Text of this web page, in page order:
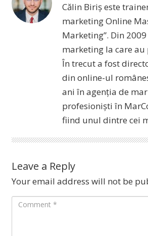
Călin Biriș este
marketing Online
Marketing”. Din
marketing la care
În trecut a fost
din online-ul
ani în agenția de
profesioniști în
fiind unul dintre cei
Leave a Reply
Your email address will not be